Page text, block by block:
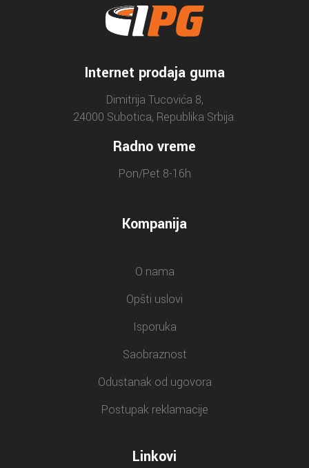
Internet prodaja guma
Dimitrija Tucovića 8,
24000 Subotica, Republika Srbija.
Radno vreme
Pon/Pet 8-16h
Kompanija
O nama
Opšti uslovi
Isporuka
Saobraznost
Odustanak od ugovora
Postupak reklamacije
Linkovi